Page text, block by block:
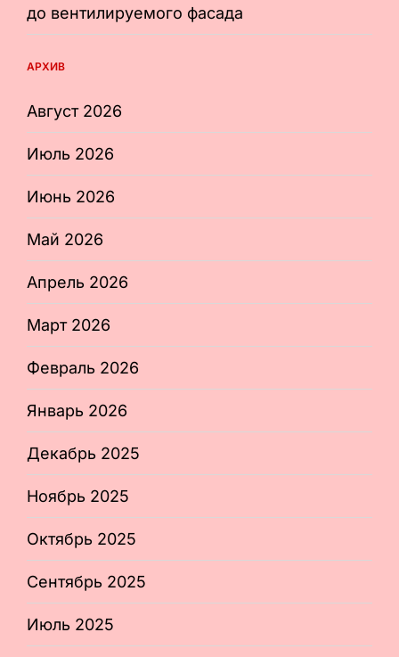
до вентилируемого фасада
АРХИВ
Август 2026
Июль 2026
Июнь 2026
Май 2026
Апрель 2026
Март 2026
Февраль 2026
Январь 2026
Декабрь 2025
Ноябрь 2025
Октябрь 2025
Сентябрь 2025
Июль 2025